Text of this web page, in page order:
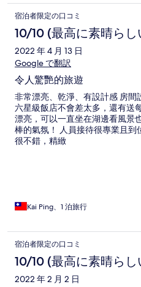
宿泊者限定の口コミ
10/10 (最高に素晴らし
2022 年 4 月 13 日
Google で翻訳
令人驚艷的旅遊
非常漂亮、乾淨、有設計感 房
六星級飯店不會差太多，還有送
漂亮，可以一直坐在湖邊看風景
棒的氣氛！ 人員接待很專業且
很不錯，精緻
Kai Ping、1 泊旅行
宿泊者限定の口コミ
10/10 (最高に素晴らし
2022 年 2 月 2 日